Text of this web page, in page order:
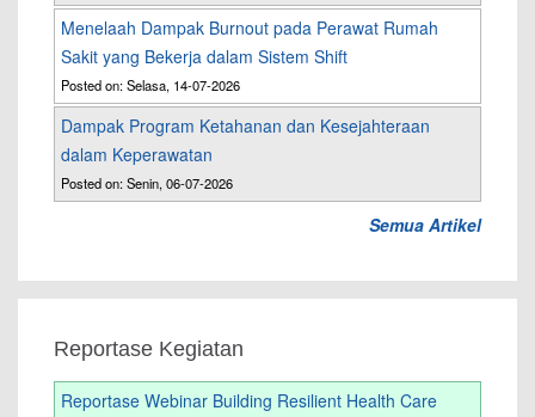
Menelaah Dampak Burnout pada Perawat Rumah
Sakit yang Bekerja dalam Sistem Shift
Posted on: Selasa, 14-07-2026
Dampak Program Ketahanan dan Kesejahteraan
dalam Keperawatan
Posted on: Senin, 06-07-2026
Semua Artikel
Reportase Kegiatan
Reportase Webinar Building Resilient Health Care